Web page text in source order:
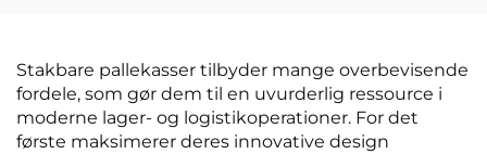
Stakbare pallekasser tilbyder mange overbevisende
fordele, som gør dem til en uvurderlig ressource i
moderne lager- og logistikoperationer. For det
første maksimerer deres innovative design